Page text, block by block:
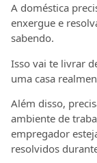
A doméstica
enxergue e
sabendo.
Isso vai te livrar
uma casa
Além disso,
ambiente de
empregador
resolvidos